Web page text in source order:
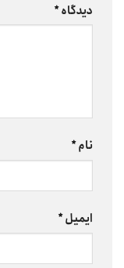
دیدگاه*
نام*
ایمیل*